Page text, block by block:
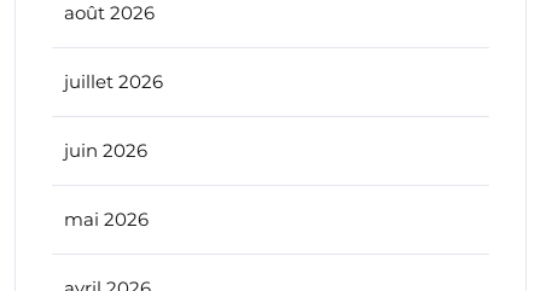
août 2026
juillet 2026
juin 2026
mai 2026